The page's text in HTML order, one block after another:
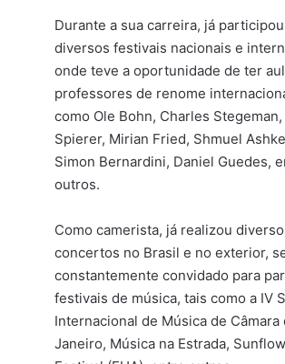
Durante a sua carreira, já
diversos festivais nacionais e
onde teve a oportunidade de ter
professores de renome
como Ole Bohn, Charles Stegeman,
Spierer, Mirian Fried, Shmuel
Simon Bernardini, Daniel Guedes,
outros.
Como camerista, já realizou
concertos no Brasil e no exterior,
constantemente convidado para
festivais de música, tais como a IV
Internacional de Música de Câmara
Janeiro, Música na Estrada,